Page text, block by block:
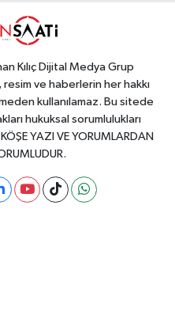
Kılıç Dijital Medya Grup
ve haberlerin her hakkı
kullanılamaz. Bu sitede
hukuksal sorumlulukları
YAZI VE YORUMLARDAN